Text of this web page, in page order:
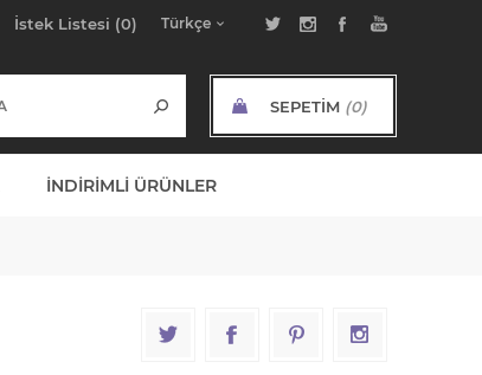
İstek Listesi (0)
SEPETIM (0)
İNDIRIMLI ÜRÜNLER